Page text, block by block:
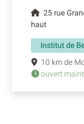
25 rue
haut
Institut de
10 km de
ouvert